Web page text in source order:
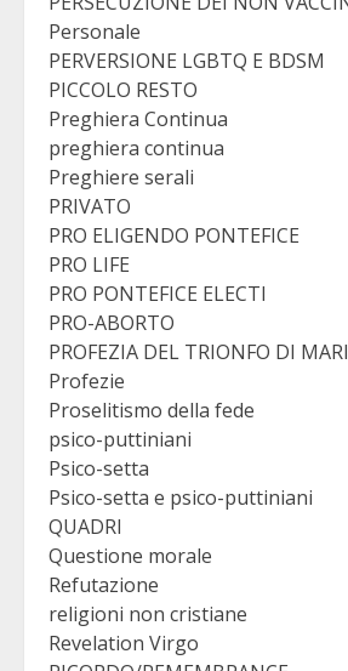
Personale
PERVERSIONE LGBTQ E BDSM
PICCOLO RESTO
Preghiera Continua
preghiera continua
Preghiere serali
PRIVATO
PRO ELIGENDO PONTEFICE
PRO LIFE
PRO PONTEFICE ELECTI
PRO-ABORTO
PROFEZIA DEL TRIONFO DI
Profezie
Proselitismo della fede
psico-puttiniani
Psico-setta
Psico-setta e psico-puttiniani
QUADRI
Questione morale
Refutazione
religioni non cristiane
Revelation Virgo